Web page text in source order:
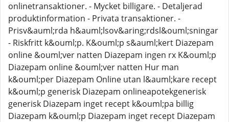
onlinetransaktioner. - Mycket billigare. - Detaljerad
produktinformation - Privata transaktioner. -
Prisv&auml;rda h&auml;lsov&aring;rdsl&ouml;sningar
- Riskfritt k&ouml;p. K&ouml;p s&auml;kert Diazepam
online &ouml;ver natten Diazepam ingen rx K&ouml;p
Diazepam online &ouml;ver natten Hur man
k&ouml;per Diazepam Online utan l&auml;kare recept
k&ouml;p generisk Diazepam onlineapotekgenerisk
generisk Diazepam inget recept k&ouml;pa billig
Diazepam k&ouml;p Diazepam inget recept Diazepam